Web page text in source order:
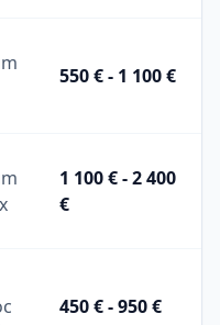
550 € - 1 100 €
1 100 € - 2 400
€
450 € - 950 €